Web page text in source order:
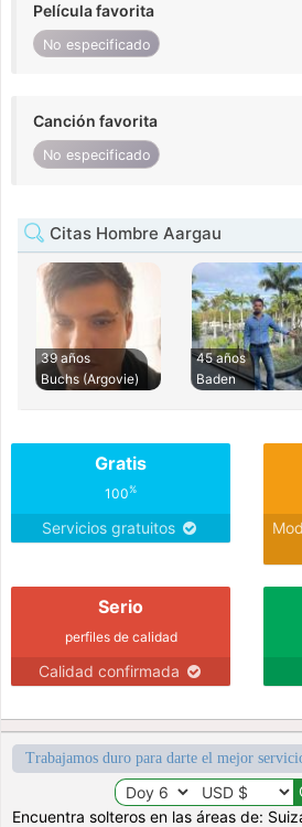
Película favorita
No especificado
Canción favorita
No especificado
Citas Hombre Aargau
39 años
Buchs (Argovie)
45 años
Baden
Gratis
100%
Servicios gratuitos
Serio
perfiles de calidad
Calidad confirmada
Trabajamos duro para darte el mejor
Encuentra solteros en las áreas de: